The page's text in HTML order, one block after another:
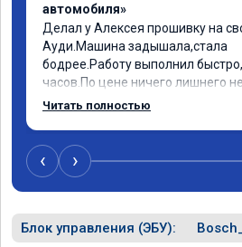
автомобиля»
Делал у Алексея прошивку на
Ауди.Машина задышала,стала
бодрее.Работу выполнил
часов.По цене ничего лишнего
как договаривались
случае поломки авто.Однозначно
рекомендую Алексея как
специалиста!
Читать полностью
‹ ›
Блок управления (ЭБУ):